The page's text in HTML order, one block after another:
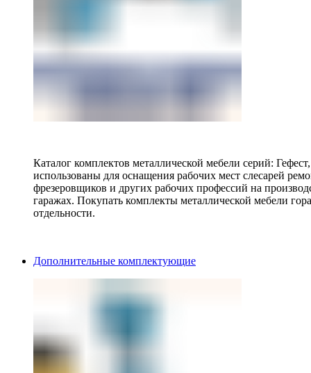
Каталог комплектов металлической мебели серий:
использованы для оснащения рабочих мест слесарей
фрезеровщиков и других рабочих профессий на
гаражах. Покупать комплекты металлической мебели
отдельности.
Дополнительные комплектующие